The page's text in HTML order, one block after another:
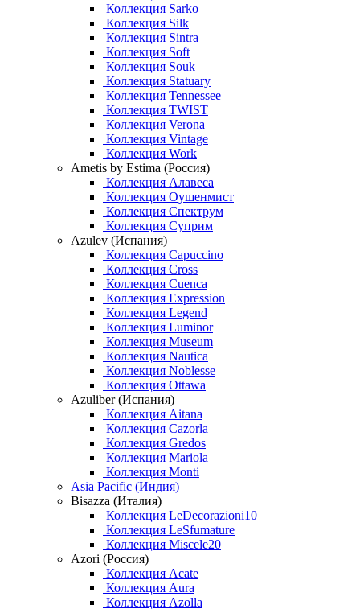
Коллекция Sarko
Коллекция Silk
Коллекция Sintra
Коллекция Soft
Коллекция Souk
Коллекция Statuary
Коллекция Tennessee
Коллекция TWIST
Коллекция Verona
Коллекция Vintage
Коллекция Work
Ametis by Estima (Россия)
Коллекция Алавеса
Коллекция Оушенмист
Коллекция Спектрум
Коллекция Суприм
Azulev (Испания)
Коллекция Capuccino
Коллекция Cross
Коллекция Cuenca
Коллекция Expression
Коллекция Legend
Коллекция Luminor
Коллекция Museum
Коллекция Nautica
Коллекция Noblesse
Коллекция Ottawa
Azuliber (Испания)
Коллекция Aitana
Коллекция Cazorla
Коллекция Gredos
Коллекция Mariola
Коллекция Monti
Asia Pacific (Индия)
Bisazza (Италия)
Коллекция LeDecorazioni10
Коллекция LeSfumature
Коллекция Miscele20
Azori (Россия)
Коллекция Acate
Коллекция Aura
Коллекция Azolla